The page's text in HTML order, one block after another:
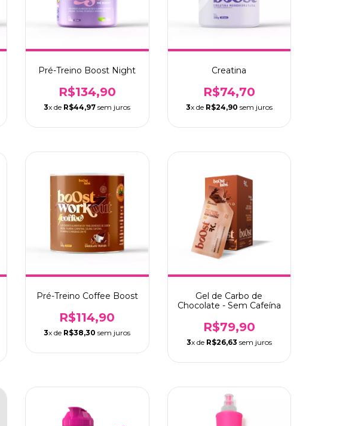
Pré-Treino Boost Night
R$134,90
3x de R$44,97 sem juros
Creatina
R$74,70
3x de R$24,90 sem juros
Pré-Treino Coffee Boost
R$114,90
3x de R$38,30 sem juros
Gel de Carbo de
Chocolate - Sem Cafeína
R$79,90
3x de R$26,63 sem juros